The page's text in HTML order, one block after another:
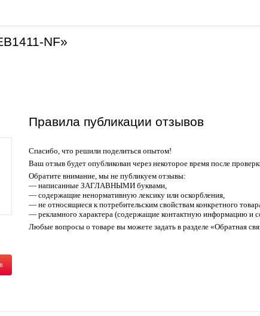
NF»
Правила публикации отзывов
Спасибо, что решили поделиться опытом!
Ваш отзыв будет опубликован через некоторое время после
Обратите внимание, мы не публикуем отзывы:
— написанные ЗАГЛАВНЫМИ буквами,
— содержащие ненормативную лексику или оскорбления,
— не относящиеся к потребительским свойствам конкретного
— рекламного характера (содержащие контактную информацию и
Любые вопросы о товаре вы можете задать в разделе «Обратная